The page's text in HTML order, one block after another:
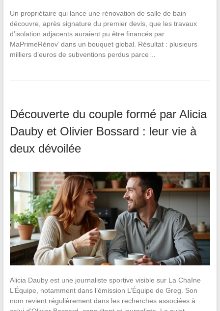
Un propriétaire qui lance une rénovation de salle de bain
découvre, après signature du premier devis, que les travaux
d’isolation adjacents auraient pu être financés par
MaPrimeRénov’ dans un bouquet global. Résultat : plusieurs
milliers d’euros de subventions perdus parce…
Découverte du couple formé par Alicia
Dauby et Olivier Bossard : leur vie à
deux dévoilée
Alicia Dauby est une journaliste sportive visible sur La Chaîne
L’Équipe, notamment dans l’émission L’Équipe de Greg. Son
nom revient régulièrement dans les recherches associées à